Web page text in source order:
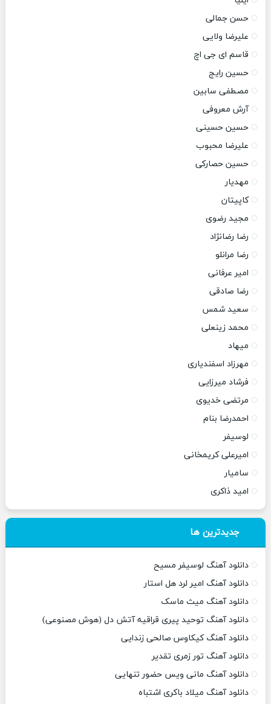
حسن جمالی
علیرضا ولایی
قاسم ای جی اچ
حسین رایج
مصطفی سابین
آرش معروفی
حسین حسینی
علیرضا محبوب
حسین حصارکی
مهدیار
کاپیتان
مجید رضوی
رضا رضانژاد
رضا مرانلو
امیر عرفانی
رضا صادقی
سعید شمس
محمد زینعلی
میهاد
مهرزاد اسفندیاری
فرشاد میرزایی
مرتضی خدیوی
احمدرضا بنام
لوسیفر
امیرعلی کریمخانی
سامیار
امید ذاکری
جدیدترین ها
دانلود آهنگ لوسیفر مسیح
دانلود آهنگ امیر لرد هل استار
دانلود آهنگ میث ماسک
دانلود آهنگ توحید پیری قراقیه آتش دل (هوش مصنوعی)
دانلود آهنگ کیکاوس صالحی زندایی
دانلود آهنگ تور زمری تقدیر
دانلود آهنگ مانی ویس حضور تنهایی
دانلود آهنگ میلاد باکری اشتباه